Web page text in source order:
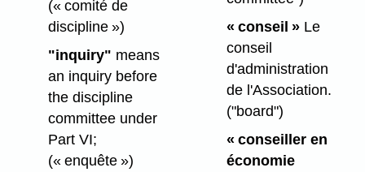
(« comité de
discipline »)
"inquiry" means
an inquiry before
the discipline
committee under
Part VI;
(« enquête »)
« conseil »Le
conseil
d'administration
de l'Association.
("board")
« conseiller en
économie